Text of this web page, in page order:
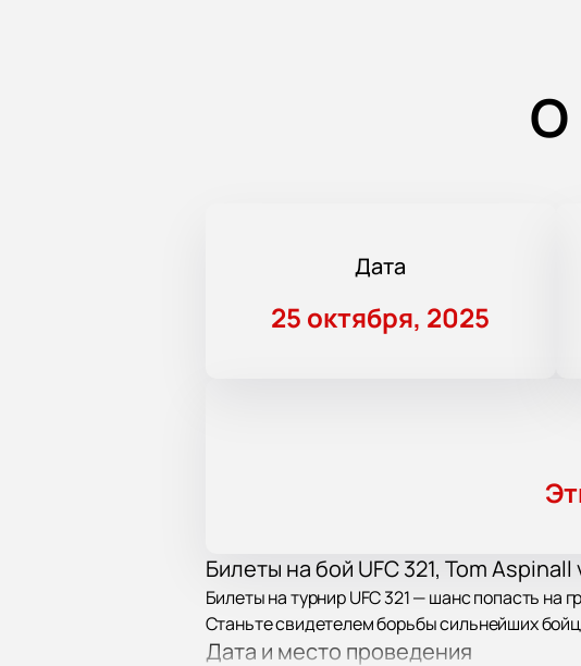
О
Дата
25 октября, 2025
Билеты на бой UFC 321, Tom
Билеты на турнир UFC 321 — шанс попасть
Станьте свидетелем борьбы сильнейших
Дата и место проведения